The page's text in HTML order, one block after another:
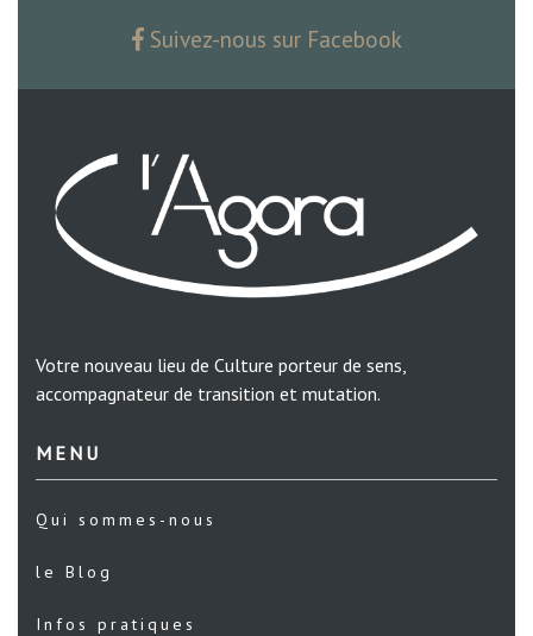
Suivez-nous sur Facebook
Votre nouveau lieu de Culture porteur de sens,
accompagnateur de transition et mutation.
MENU
Qui sommes-nous
le Blog
Infos pratiques